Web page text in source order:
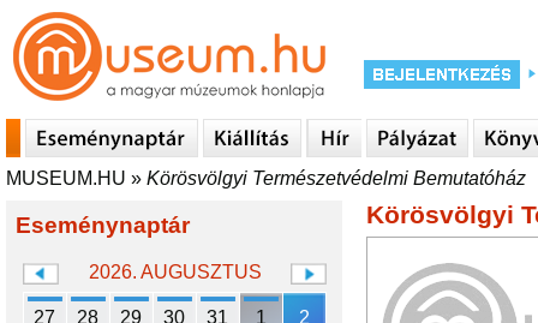
MUSEUM.HU » Körösvölgyi Természetvédelmi Bemutatóház
Eseménynaptár
2026. AUGUSZTUS
27 28 29 30 31 1 2
Körösvölgyi